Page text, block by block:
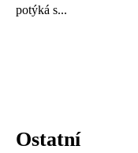
potýká s...
Ostatní